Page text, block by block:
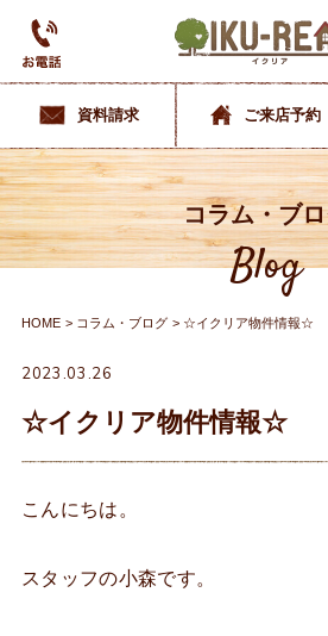
資料請求 ご来店予約
コラム・ブ
Blog
HOME コラム・ブログ ☆イクリア物件情報☆
2023.03.26
☆イクリア物件情報☆
こんにちは。
スタッフの小森です。